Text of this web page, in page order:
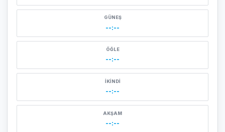
GÜNEŞ
--:--
ÖĞLE
--:--
İKINDI
--:--
AKŞAM
--:--